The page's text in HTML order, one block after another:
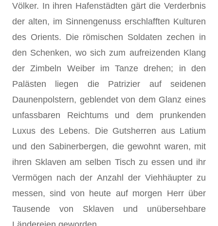
Völker. In ihren Hafenstädten gärt die Verderbnis
der alten, im Sinnengenuss erschlafften Kulturen
des Orients. Die römischen Soldaten zechen in
den Schenken, wo sich zum aufreizenden Klang
der Zimbeln Weiber im Tanze drehen; in den
Palästen liegen die Patrizier auf seidenen
Daunenpolstern, geblendet von dem Glanz eines
unfassbaren Reichtums und dem prunkenden
Luxus des Lebens. Die Gutsherren aus Latium
und den Sabinerbergen, die gewohnt waren, mit
ihren Sklaven am selben Tisch zu essen und ihr
Vermögen nach der Anzahl der Viehhäupter zu
messen, sind von heute auf morgen Herr über
Tausende von Sklaven und unübersehbare